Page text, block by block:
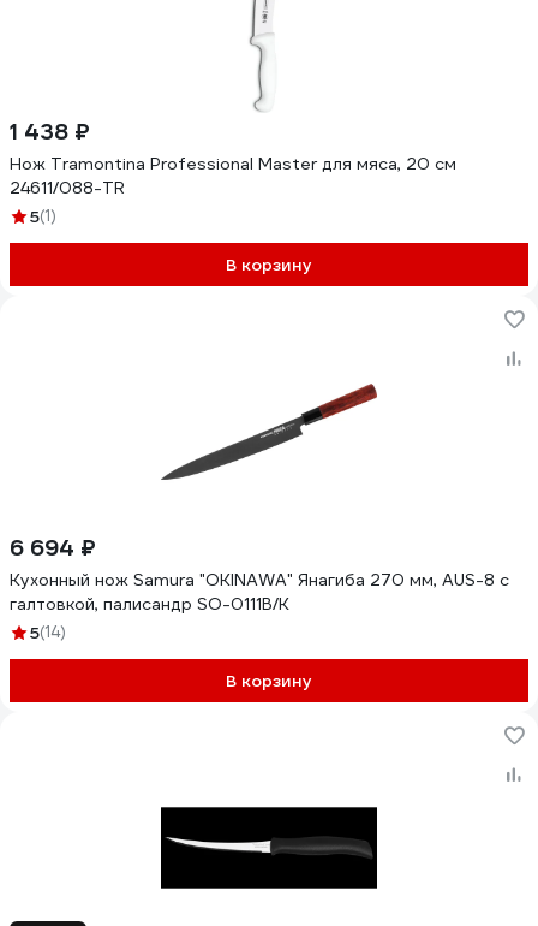
1 438 ₽
Нож Tramontina Professional Master для мяса, 20 см
24611/088-TR
5(1)
В корзину
6 694 ₽
Кухонный нож Samura "OKINAWA" Янагиба 270 мм, AUS-8 с
галтовкой, палисандр SO-0111B/K
5(14)
В корзину